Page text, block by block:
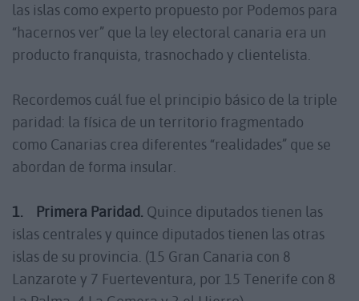
las islas como experto propuesto por Podemos para
“hacernos ver” que la ley electoral canaria era un
producto franquista, trasnochado y clientelista.
Recordemos cuál fue el principio básico de la triple
paridad: la física de un territorio fragmentado
como Canarias crea diferentes “realidades” que se
abordan de forma insular.
1. Primera Paridad. Quince diputados tienen las
islas centrales y quince diputados tienen las otras
islas de su provincia. (15 Gran Canaria con 8
Lanzarote y 7 Fuerteventura, por 15 Tenerife con 8